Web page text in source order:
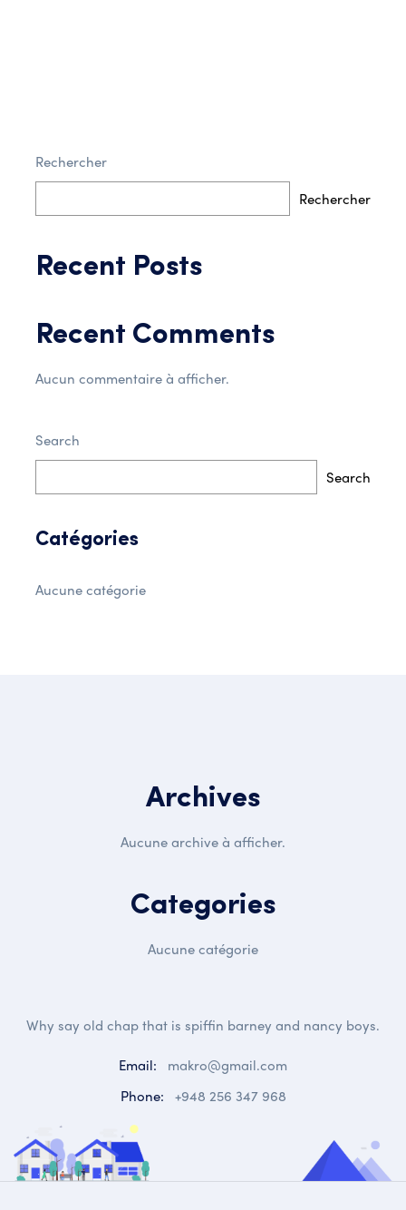
Post Comment
Rechercher
Rechercher
Recent Posts
Recent Comments
Aucun commentaire à afficher.
Search
Search
Catégories
Aucune catégorie
Archives
Aucune archive à afficher.
Categories
Aucune catégorie
Why say old chap that is spiffin barney and nancy boys.
Email:
makro@gmail.com
Phone: +948 256 347 968